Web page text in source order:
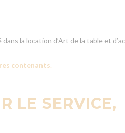
la location d’Art de la table et
contenants.
LE SERVICE,